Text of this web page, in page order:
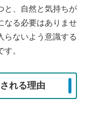
と、自然と気持ちが
なる必要はありませ
らないよう意識する
。
れる理由